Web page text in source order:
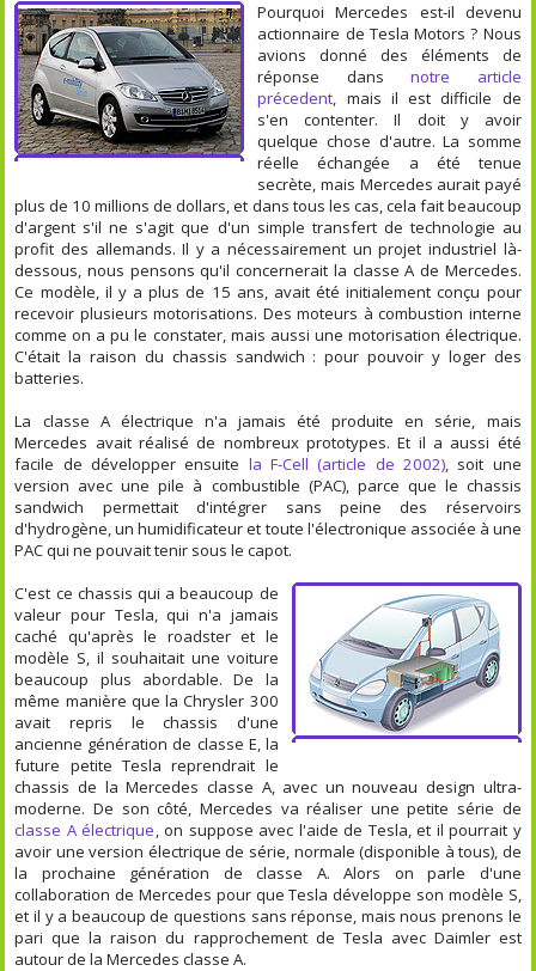
Pourquoi Mercedes est-il devenu
actionnaire de Tesla Motors ? Nous
avions donné des éléments de
réponse dansnotre article
précedent, mais il est difficile de
s'en contenter. Il doit y avoir
quelque chose d'autre. La somme
réelle échangée a été tenue
secrète, mais Mercedes aurait payé
plus de 10 millions de dollars, et dans tous les cas, cela fait beaucoup
d'argent s'il ne s'agit que d'un simple transfert de technologie au
profit des allemands. Il y a nécessairement un projet industriel là-
dessous, nous pensons qu'il concernerait la classe A de Mercedes.
Ce modèle, il y a plus de 15 ans, avait été initialement conçu pour
recevoir plusieurs motorisations. Des moteurs à combustion interne
comme on a pu le constater, mais aussi une motorisation électrique.
C'était la raison du chassis sandwich : pour pouvoir y loger des
batteries.
La classe A électrique n'a jamais été produite en série, mais
Mercedes avait réalisé de nombreux prototypes. Et il a aussi été
facile de développer ensuite la F-Cell (article de 2002), soit une
version avec une pile à combustible (PAC), parce que le chassis
sandwich permettait d'intégrer sans peine des réservoirs
d'hydrogène, un humidificateur et toute l'électronique associée à une
PAC qui ne pouvait tenir sous le capot.
C'est ce chassis qui a beaucoup de
valeur pour Tesla, qui n'a jamais
caché qu'après le roadster et le
modèle S, il souhaitait une voiture
beaucoup plus abordable. De la
même manière que la Chrysler 300
avait repris le chassis d'une
ancienne génération de classe E, la
future petite Tesla reprendrait le
chassis de la Mercedes classe A, avec un nouveau design ultra-
moderne. De son côté, Mercedes va réaliser une petite série de
classe A électrique, on suppose avec l'aide de Tesla, et il pourrait y
avoir une version électrique de série, normale (disponible à tous), de
la prochaine génération de classe A. Alors on parle d'une
collaboration de Mercedes pour que Tesla développe son modèle S,
et il y a beaucoup de questions sans réponse, mais nous prenons le
pari que la raison du rapprochement de Tesla avec Daimler est
autour de la Mercedes classe A.